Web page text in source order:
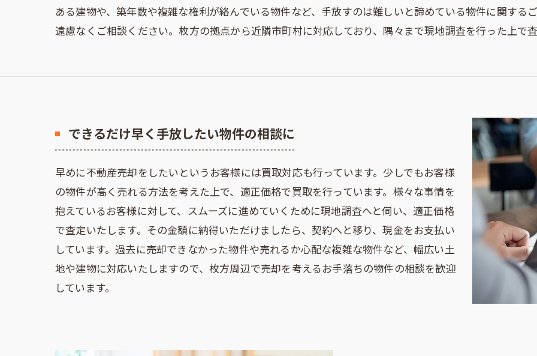
ある建物や、築年数や複雑な権利が絡んでいる物件など、手放すのは難しいと諦めている物件に関する
遠慮なくご相談ください。枚方の拠点から近隣市町村に対応しており、隅々まで現地調査を行った上で
できるだけ早く手放したい物件の相談に
早めに不動産売却をしたいというお客様には買取対応も行っています。少しでもお客様
の物件が高く売れる方法を考えた上で、適正価格で買取を行っています。様々な事情を
抱えているお客様に対して、スムーズに進めていくために現地調査へと伺い、適正価格
で査定いたします。その金額に納得いただけましたら、契約へと移り、現金をお支払い
しています。過去に売却できなかった物件や売れるか心配な複雑な物件など、幅広い土
地や建物に対応いたしますので、枚方周辺で売却を考えるお手落ちの物件の相談を歓迎
しています。